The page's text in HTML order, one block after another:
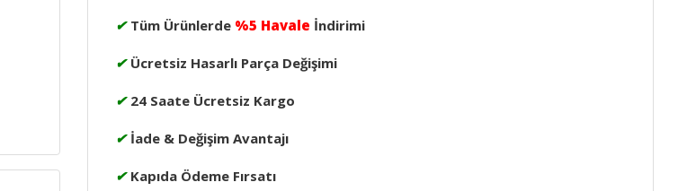
✔ Tüm Ürünlerde %5 Havale İndirimi
✔ Ücretsiz Hasarlı Parça Değişimi
✔ 24 Saate Ücretsiz Kargo
✔ İade & Değişim Avantajı
✔ Kapıda Ödeme Fırsatı